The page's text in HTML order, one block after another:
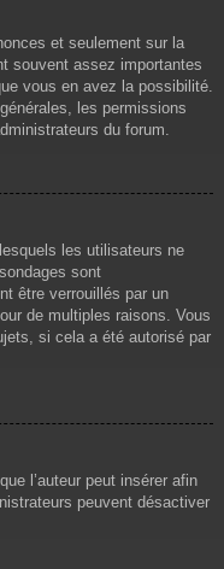
et seulement sur la
souvent assez importantes
vous en avez la possibilité.
les permissions
du forum.
les utilisateurs ne
sont
être verrouillés par un
de multiples raisons. Vous
si cela a été autorisé par
l’auteur peut insérer afin
peuvent désactiver